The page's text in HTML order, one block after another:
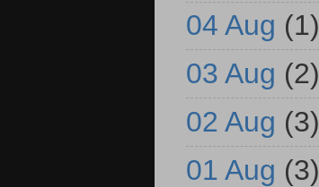
04 Aug (1)
03 Aug (2)
02 Aug (3)
01 Aug (3)